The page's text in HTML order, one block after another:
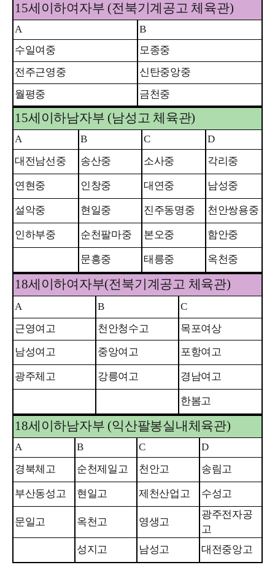
15세이하여자부 (전북기계공고 체육관)
A
B
수일여중
모종중
전주근영중
신탄중앙중
월평중
금천중
15세이하남자부 (남성고 체육관)
A B C
D
대전남선중
송산중 소사중 각리중
연현중 인창중 대연중 남성중
설악중 현일중 진주동명중 천안쌍용중
인하부중 순천팔마중 본오중 함안중
문흥중 태릉중 옥천중
18세이하여자부(전북기계공고 체육관)
A B
C
근영여고
천안청수고
목포여상
남성여고
중앙여고 포항여고
광주체고 강릉여고 경남여고
한봄고
18세이하남자부 (익산팔봉실내체육관)
A B C
D
경북체고
순천제일고 천안고 송림고
부산동성고 현일고 제천산업고 수성고
문일고 옥천고 영생고
광주전자공
고
성지고
남성고 대전중앙고